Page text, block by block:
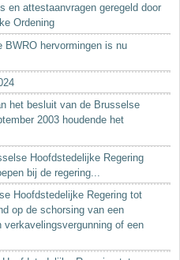
en attestaanvragen geregeld door
Ordening
BWRO hervormingen is nu
het besluit van de Brusselse
2003 houdende het
Hoofdstedelijke Regering
bij de regering...
Hoofdstedelijke Regering tot
op de schorsing van een
verkavelingsvergunning of een